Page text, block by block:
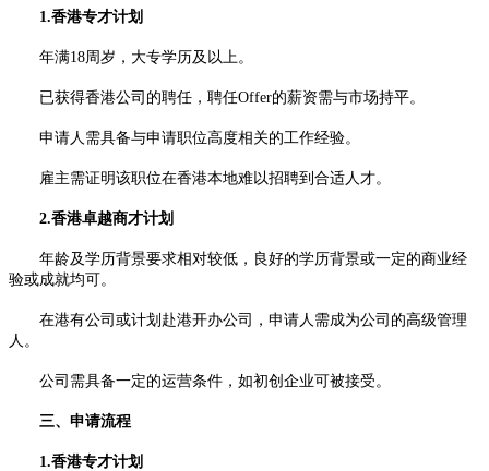
1.香港专才计划
年满18周岁，大专学历及以上。
已获得香港公司的聘任，聘任Offer的薪资需与市场持平。
申请人需具备与申请职位高度相关的工作经验。
雇主需证明该职位在香港本地难以招聘到合适人才。
2.香港卓越商才计划
年龄及学历背景要求相对较低，良好的学历背景或一定的商业经
验或成就均可。
在港有公司或计划赴港开办公司，申请人需成为公司的高级管理
人。
公司需具备一定的运营条件，如初创企业可被接受。
三、申请流程
1.香港专才计划